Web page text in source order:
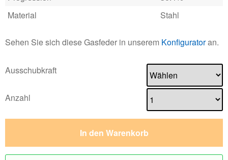
Material
Stahl
Sehen Sie sich diese Gasfeder in unserem Konfiguratoran.
Ausschubkraft
Anzahl
In den Warenkorb